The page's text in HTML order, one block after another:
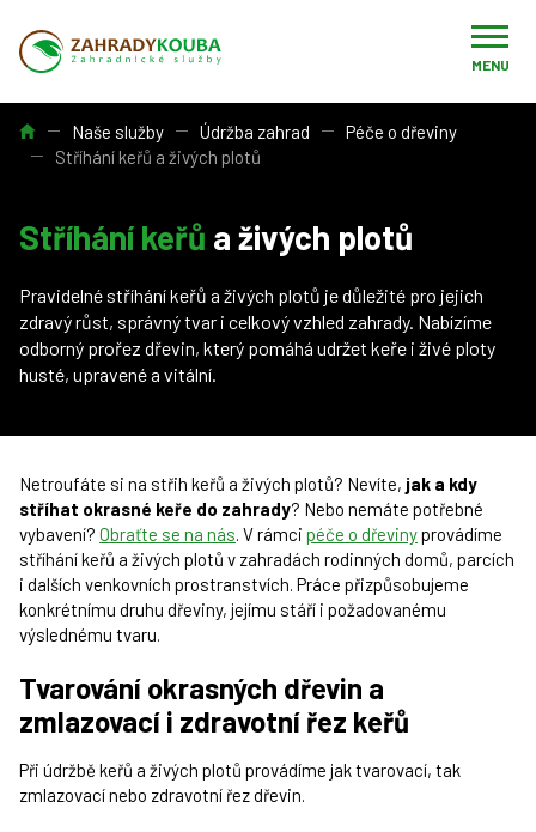
MENU
Úvod Naše služby Údržba zahrad
Péče o dřeviny
Stříhání keřů a živých plotů
Stříhání keřů a živých plotů
Pravidelné stříhání keřů a živých plotů je důležité pro jejich
zdravý růst, správný tvar i celkový vzhled zahrady. Nabízíme
odborný prořez dřevin, který pomáhá udržet keře i živé ploty
husté, upravené a vitální.
Netroufáte si na střih keřů a živých plotů? Nevíte, jak a kdy
stříhat okrasné keře do zahrady? Nebo nemáte potřebné
vybavení? Obraťte se na nás. V rámci péče o dřevinyprovádíme
stříhání keřů a živých plotů v zahradách rodinných domů, parcích
i dalších venkovních prostranstvích. Práce přizpůsobujeme
konkrétnímu druhu dřeviny, jejímu stáří i požadovanému
výslednému tvaru.
Tvarování okrasných dřevin a
zmlazovací i zdravotní řez keřů
Při údržbě keřů a živých plotů provádíme jak tvarovací, tak
zmlazovací nebo zdravotní řez dřevin.